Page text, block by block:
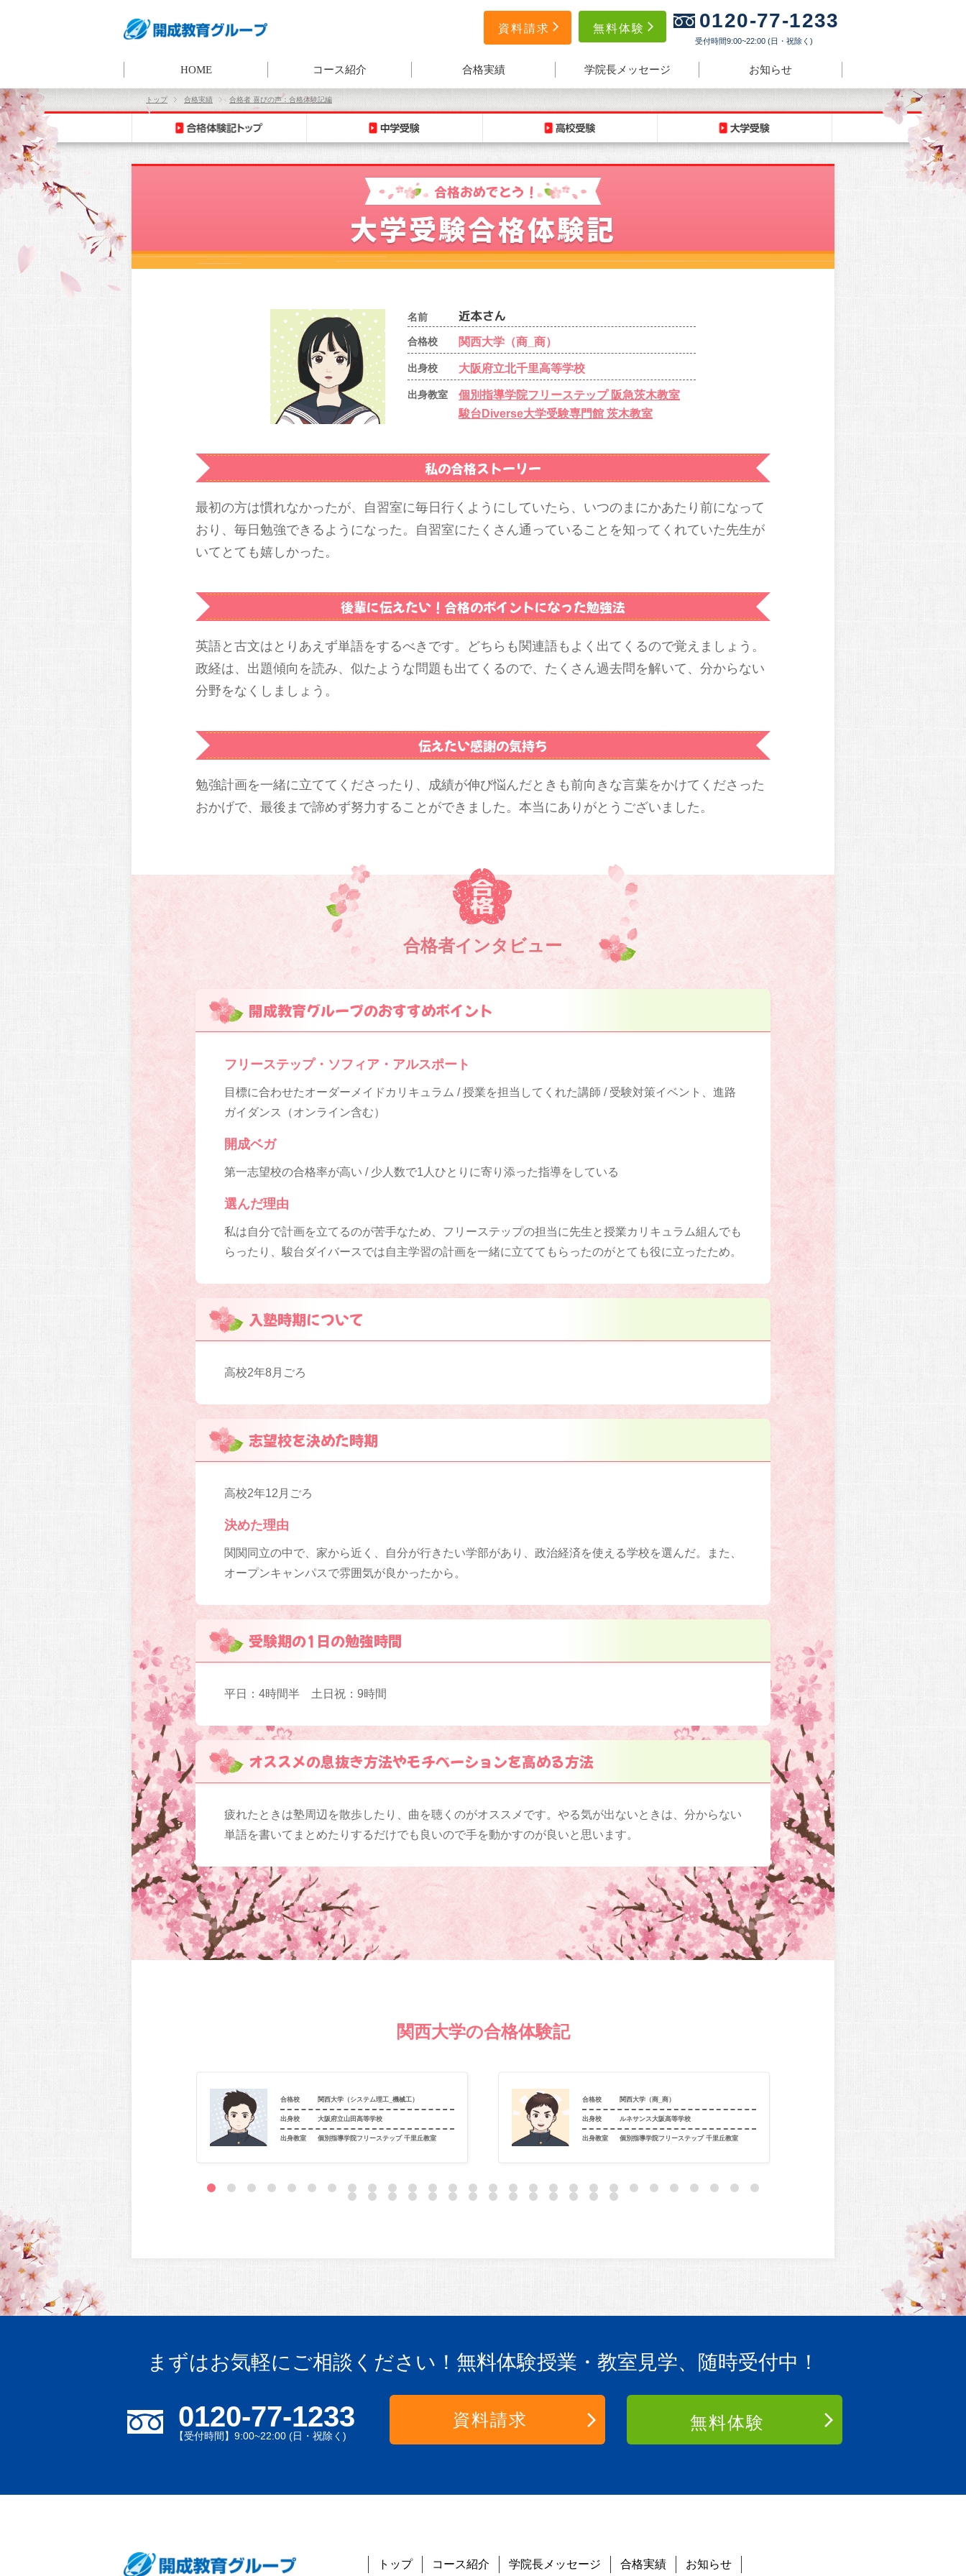
資料請求 無料体験 0120-77-1233
受付時間9:00~22:00 (日・祝除く)
HOME コース紹介 合格実績 学院長メッセージ お知らせ
トップ 合格実績 合格者 喜びの声：合格体験記編
合格おめでとう！
大学受験合格体験記
名前
合格校 関西大学（商_商）
出身校 大阪府立北千里高等学校
出身教室
個別指導学院フリーステップ 阪急茨木教室
駿台Diverse大学受験専門館 茨木教室
私の合格ストーリー
最初の方は慣れなかったが、自習室に毎日行くようにしていたら、いつのまにかあたり前になって
おり、毎日勉強できるようになった。自習室にたくさん通っていることを知ってくれていた先生が
いてとても嬉しかった。
後輩に伝えたい！ 合格のポイントになった勉強法
英語と古文はとりあえず単語をするべきです。どちらも関連語もよく出てくるので覚えましょう。
政経は、出題傾向を読み、似たような問題も出てくるので、たくさん過去問を解いて、分からない
分野をなくしましょう。
伝えたい感謝の気持ち
勉強計画を一緒に立ててくださったり、成績が伸び悩んだときも前向きな言葉をかけてくださった
おかげで、最後まで諦めず努力することができました。本当にありがとうございました。
合格者インタビュー
開成教育グループのおすすめポイント
フリーステップ・ソフィア・アルスポート
目標に合わせたオーダーメイドカリキュラム / 授業を担当してくれた講師 / 受験対策イベント、進路
ガイダンス（オンライン含む）
開成ベガ
第一志望校の合格率が高い / 少人数で1人ひとりに寄り添った指導をしている
選んだ理由
私は自分で計画を立てるのが苦手なため、フリーステップの担当に先生と授業カリキュラム組んでも
らったり、駿台ダイバースでは自主学習の計画を一緒に立ててもらったのがとても役に立ったため。
入塾時期について
高校2年8月ごろ
志望校を決めた時期
高校2年12月ごろ
決めた理由
関関同立の中で、家から近く、自分が行きたい学部があり、政治経済を使える学校を選んだ。また、
オープンキャンパスで雰囲気が良かったから。
受験期の1日の勉強時間
平日：4時間半 土日祝：9時間
オススメの息抜き方法やモチベーションを高める方法
疲れたときは塾周辺を散歩したり、曲を聴くのがオススメです。やる気が出ないときは、分からない
単語を書いてまとめたりするだけでも良いので手を動かすのが良いと思います。
関西大学の合格体験記
合格校 関西大学（システム理工_機械工）
出身校 大阪府立山田高等学校
出身教室 個別指導学院フリーステップ 千里丘教室
合格校 関西大学（商_商）
出身校 ルネサンス大阪高等学校
出身教室 個別指導学院フリーステップ 千里丘教室
まずはお気軽にご相談ください！ 無料体験授業・教室見学、随時受付中！
0120-77-1233
【受付時間】9:00~22:00 (日・祝除く)
資料請求 無料体験
トップ コース紹介 学院長メッセージ 合格実績 お知らせ